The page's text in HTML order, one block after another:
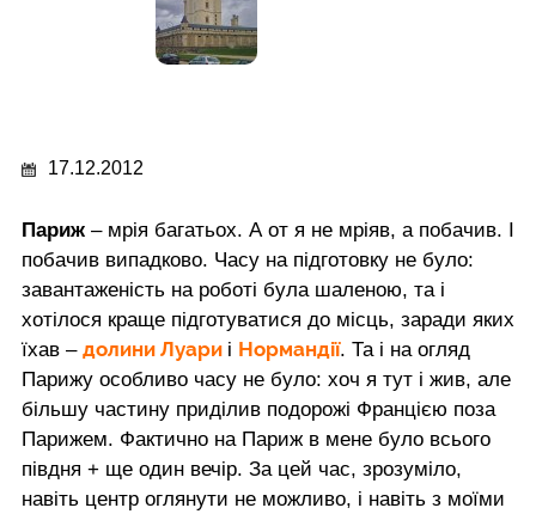
17.12.2012
Париж – мрія багатьох. А от я не мріяв, а побачив. І
побачив випадково. Часу на підготовку не було:
завантаженість на роботі була шаленою, та і
хотілося краще підготуватися до місць, заради яких
їхав – долини Луари і Нормандії. Та і на огляд
Парижу особливо часу не було: хоч я тут і жив, але
більшу частину приділив подорожі Францією поза
Парижем. Фактично на Париж в мене було всього
півдня + ще один вечір. За цей час, зрозуміло,
навіть центр оглянути не можливо, і навіть з моїми